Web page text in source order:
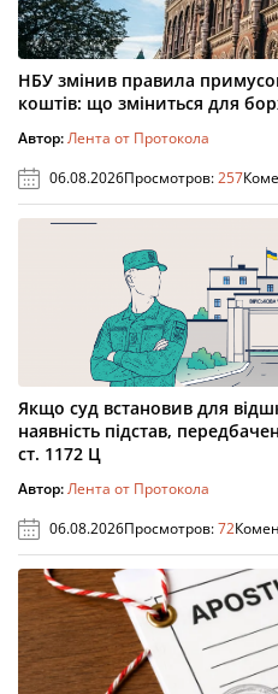
НБУ змінив правила
коштів: що зміниться для
Автор:Лента от Протокола
06.08.2026Просмотров:257
Якщо суд встановив для
наявність підстав,
ст. 1172 Ц
Автор:Лента от Протокола
06.08.2026Просмотров:72